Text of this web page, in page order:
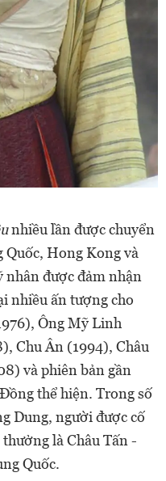
nhiều lần được chuyển
Hong Kong và
được đảm nhận
nhiều ấn tượng cho
Ông Mỹ Linh
Chu Ân (1994), Châu
và phiên bản gần
thể hiện. Trong số
Dung, người được cố
là Châu Tấn -
Quốc.